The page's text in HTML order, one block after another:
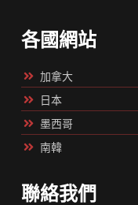
各國網站
加拿大
日本
墨西哥
南韓
聯絡我們